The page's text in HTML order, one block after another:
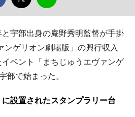
宇部出身の庵野秀明監督が手掛
ンゲリオン劇場版」の興行収入
ベント「まちじゅうエヴァンゲ
部で始まった。
に設置されたスタンプラリー台